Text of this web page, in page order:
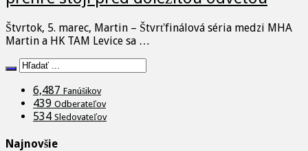
Štvrtok, 5. marec, Martin – Štvrťfinálová séria medzi MHA
Martin a HK TAM Levice sa …
6,487 Fanúšikov
439 Odberateľov
534 Sledovateľov
Najnovšie